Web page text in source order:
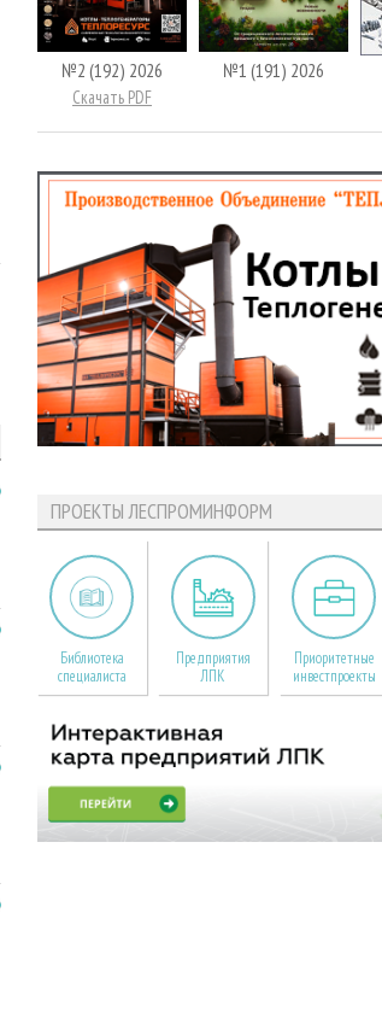
№2 (192) 2026
Скачать PDF
№1 (191) 2026
ПРОЕКТЫ ЛЕСПРОМИНФОРМ
Библиотека
специалиста
Предприятия
ЛПК
Приоритетные
инвестпроекты